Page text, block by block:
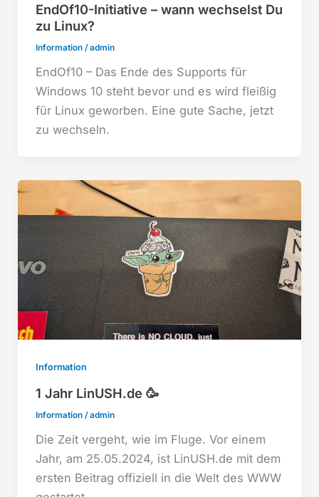
EndOf10-Initiative – wann wechselst Du
zu Linux?
Information/admin
EndOf10 – Das Ende des Supports für
Windows 10 steht bevor und es wird fleißig
für Linux geworben. Eine gute Sache, jetzt
zu wechseln.
Information
1 Jahr LinUSH.de 🥳
Information/admin
Die Zeit vergeht, wie im Fluge. Vor einem
Jahr, am 25.05.2024, ist LinUSH.de mit dem
ersten Beitrag offiziell in die Welt des WWW